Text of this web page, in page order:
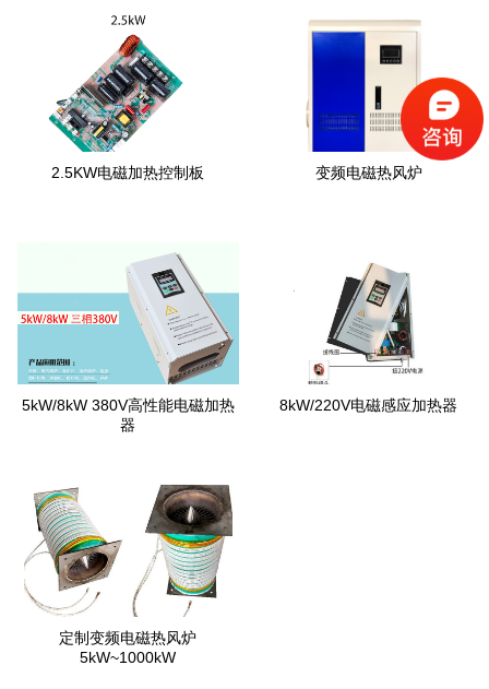
2.5KW电磁加热控制板 变频电磁热风炉
5kW/8kW 380V高性能电磁加热
器
8kW/220V电磁感应加热器
定制变频电磁热风炉
5kW~1000kW